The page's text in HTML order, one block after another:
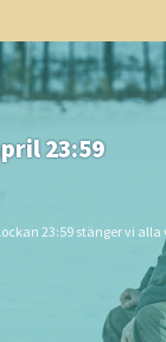
23:59 stänger vi alla
23:59